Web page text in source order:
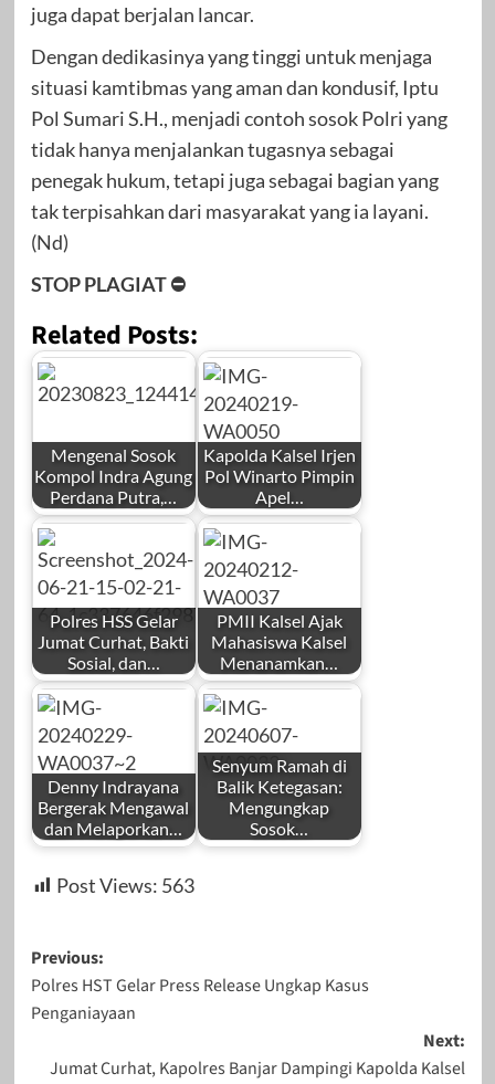
juga dapat berjalan lancar.
Dengan dedikasinya yang tinggi untuk menjaga
situasi kamtibmas yang aman dan kondusif, Iptu
Pol Sumari S.H., menjadi contoh sosok Polri yang
tidak hanya menjalankan tugasnya sebagai
penegak hukum, tetapi juga sebagai bagian yang
tak terpisahkan dari masyarakat yang ia layani.
(Nd)
STOP PLAGIAT ⛔
Related Posts:
Mengenal Sosok
Kompol Indra Agung
Perdana Putra,…
Kapolda Kalsel Irjen
Pol Winarto Pimpin
Apel…
Polres HSS Gelar
Jumat Curhat, Bakti
Sosial, dan…
PMII Kalsel Ajak
Mahasiswa Kalsel
Menanamkan…
Denny Indrayana
Bergerak Mengawal
dan Melaporkan…
Senyum Ramah di
Balik Ketegasan:
Mengungkap
Sosok…
Post Views: 563
Post
navigation
Previous:
Polres HST Gelar Press Release Ungkap Kasus
Penganiayaan
Next:
Jumat Curhat, Kapolres Banjar Dampingi Kapolda Kalsel